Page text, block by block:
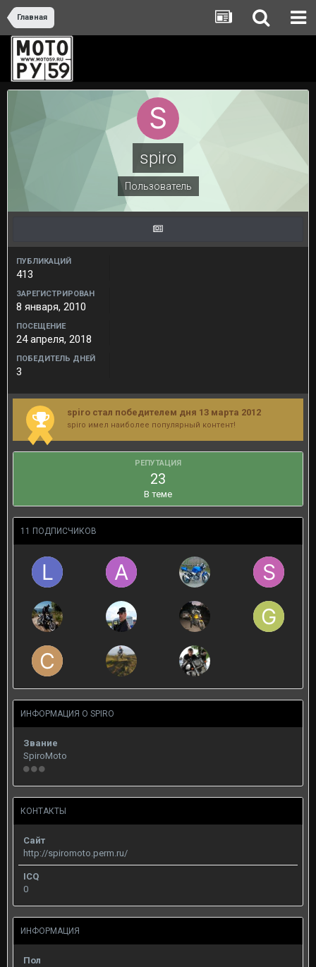
Главная
spiro
Пользователь
ПУБЛИКАЦИЙ
413
ЗАРЕГИСТРИРОВАН
8 января, 2010
ПОСЕЩЕНИЕ
24 апреля, 2018
ПОБЕДИТЕЛЬ ДНЕЙ
3
spiro стал победителем дня 13 марта 2012
spiro имел наиболее популярный контент!
РЕПУТАЦИЯ
23
В теме
11 ПОДПИСЧИКОВ
ИНФОРМАЦИЯ О SPIRO
Звание
SpiroMoto
КОНТАКТЫ
Сайт
http://spiromoto.perm.ru/
ICQ
0
ИНФОРМАЦИЯ
Пол